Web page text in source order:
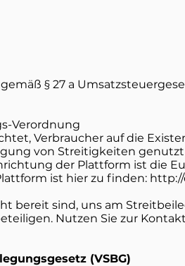
§ 27 a
Verordnung
Verbraucher auf die
von Streitigkeiten
der Plattform ist die
ist hier zu finden: http://
bereit sind, uns am
Nutzen Sie zur
(VSBG)